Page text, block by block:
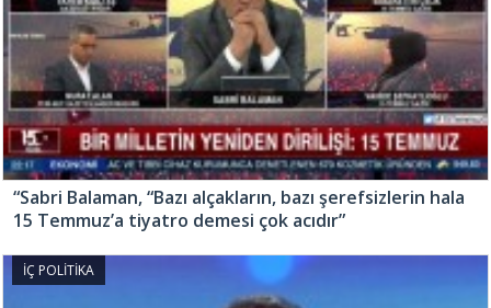
“Sabri Balaman, “Bazı alçakların, bazı şerefsizlerin hala
15 Temmuz’a tiyatro demesi çok acıdır”
İÇ POLİTİKA